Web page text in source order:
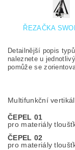
ŘEZAČKA
Detailnější popis
naleznete u
pomůže se
Multifunkční
ČEPEL 01
pro materiály
ČEPEL 02
pro materiály